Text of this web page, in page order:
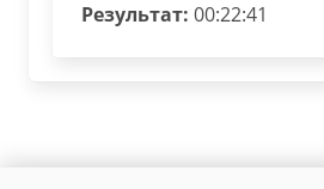
Результат: 00:22:41